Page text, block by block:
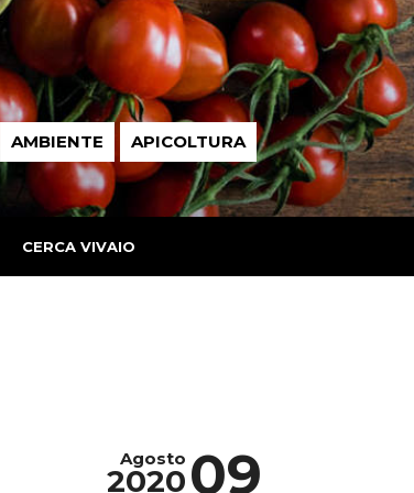
AMBIENTE APICOLTURA
CERCA VIVAIO
09
Agosto
2020